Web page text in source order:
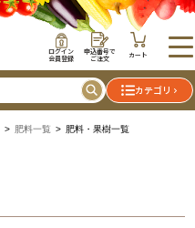
ログイン
会員登録
申込番号で
ご注文 カート
カテゴリ
> 肥料一覧 > 肥料・果樹一覧